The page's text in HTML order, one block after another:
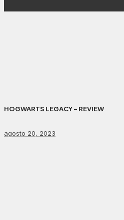
HOGWARTS LEGACY – REVIEW
agosto 20, 2023